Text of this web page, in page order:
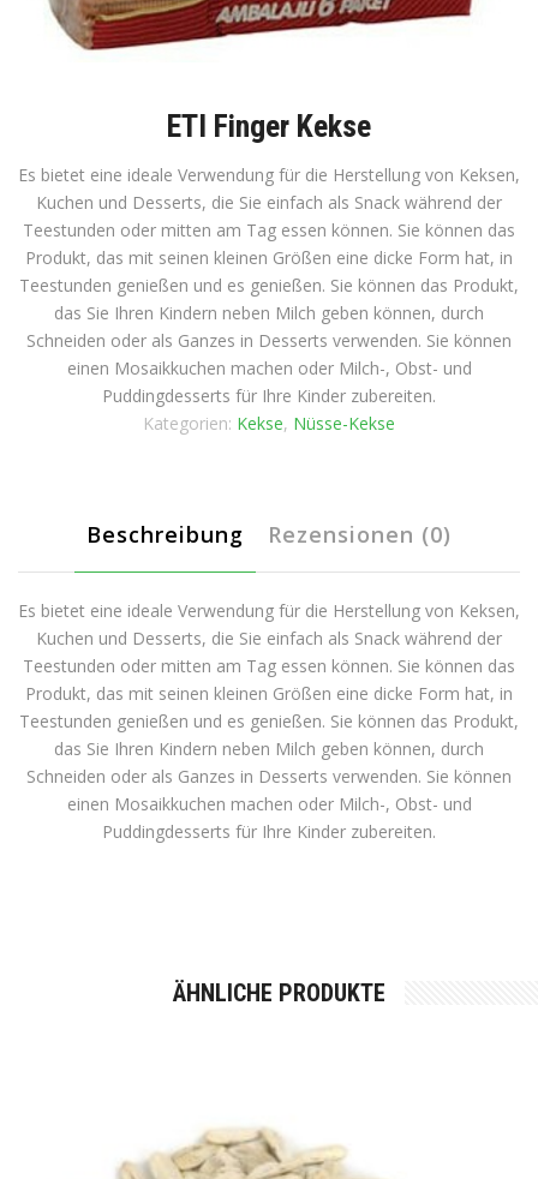
ETI Finger Kekse
Es bietet eine ideale Verwendung für die Herstellung von Keksen,
Kuchen und Desserts, die Sie einfach als Snack während der
Teestunden oder mitten am Tag essen können. Sie können das
Produkt, das mit seinen kleinen Größen eine dicke Form hat, in
Teestunden genießen und es genießen. Sie können das Produkt,
das Sie Ihren Kindern neben Milch geben können, durch
Schneiden oder als Ganzes in Desserts verwenden. Sie können
einen Mosaikkuchen machen oder Milch-, Obst- und
Puddingdesserts für Ihre Kinder zubereiten.
Kategorien: Kekse, Nüsse-Kekse
Beschreibung Rezensionen (0)
Es bietet eine ideale Verwendung für die Herstellung von Keksen,
Kuchen und Desserts, die Sie einfach als Snack während der
Teestunden oder mitten am Tag essen können. Sie können das
Produkt, das mit seinen kleinen Größen eine dicke Form hat, in
Teestunden genießen und es genießen. Sie können das Produkt,
das Sie Ihren Kindern neben Milch geben können, durch
Schneiden oder als Ganzes in Desserts verwenden. Sie können
einen Mosaikkuchen machen oder Milch-, Obst- und
Puddingdesserts für Ihre Kinder zubereiten.
ÄHNLICHE PRODUKTE